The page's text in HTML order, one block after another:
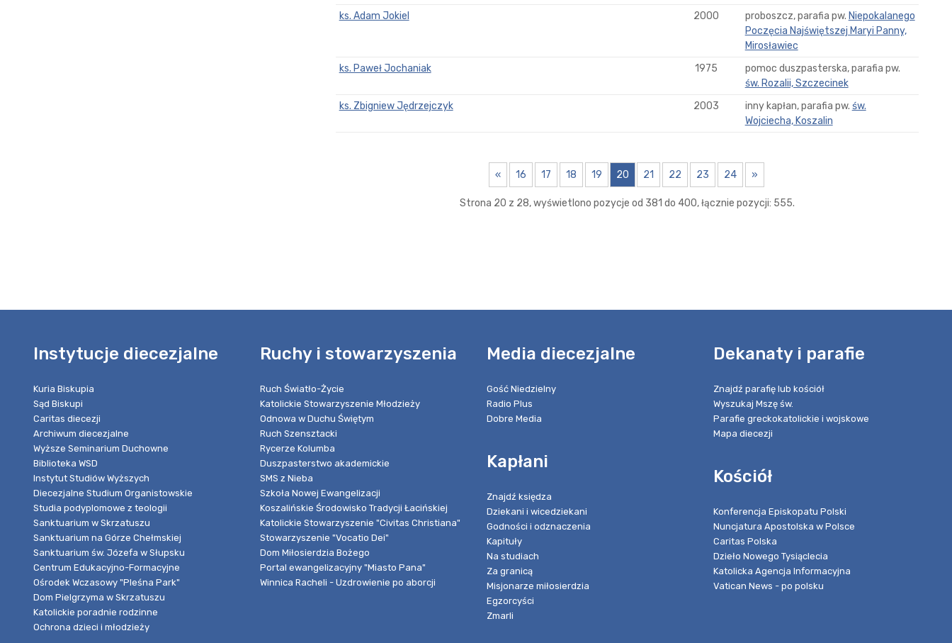
ks. Adam Jokiel
2000 proboszcz, parafia pw. Niepokalanego
Poczęcia Najświętszej Maryi Panny,
Mirosławiec
ks. Paweł Jochaniak
1975
pomoc duszpasterska, parafia pw.
św. Rozalii, Szczecinek
ks. Zbigniew Jędrzejczyk
2003 inny kapłan, parafia pw. św.
Wojciecha, Koszalin
« 16 17 18 19 20 21 22 23 24 »
Strona 20 z 28, wyświetlono pozycje od 381 do 400, łącznie pozycji: 555.
Instytucje diecezjalne
Kuria Biskupia
Sąd Biskupi
Caritas diecezji
Archiwum diecezjalne
Wyższe Seminarium Duchowne
Biblioteka WSD
Instytut Studiów Wyższych
Diecezjalne Studium Organistowskie
Studia podyplomowe z teologii
Sanktuarium w Skrzatuszu
Sanktuarium na Górze Chełmskiej
Sanktuarium św. Józefa w Słupsku
Centrum Edukacyjno-Formacyjne
Ośrodek Wczasowy "Pleśna Park"
Dom Pielgrzyma w Skrzatuszu
Katolickie poradnie rodzinne
Ochrona dzieci i młodzieży
Ruchy i stowarzyszenia
Ruch Światło-Życie
Katolickie Stowarzyszenie Młodzieży
Odnowa w Duchu Świętym
Ruch Szensztacki
Rycerze Kolumba
Duszpasterstwo akademickie
SMS z Nieba
Szkoła Nowej Ewangelizacji
Koszalińskie Środowisko Tradycji Łacińskiej
Katolickie Stowarzyszenie "Civitas Christiana"
Stowarzyszenie "Vocatio Dei"
Dom Miłosierdzia Bożego
Portal ewangelizacyjny "Miasto Pana"
Winnica Racheli - Uzdrowienie po aborcji
Media diecezjalne
Gość Niedzielny
Radio Plus
Dobre Media
Kapłani
Znajdź księdza
Dziekani i wicedziekani
Godności i odznaczenia
Kapituły
Na studiach
Za granicą
Misjonarze miłosierdzia
Egzorcyści
Zmarli
Dekanaty i parafie
Znajdź parafię lub kościół
Wyszukaj Mszę św.
Parafie greckokatolickie i wojskowe
Mapa diecezji
Kościół
Konferencja Episkopatu Polski
Nuncjatura Apostolska w Polsce
Caritas Polska
Dzieło Nowego Tysiąclecia
Katolicka Agencja Informacyjna
Vatican News - po polsku